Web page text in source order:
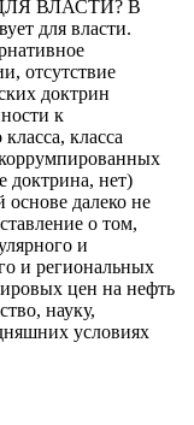
ВЛАСТИ? В
для власти.
отсутствие
доктрин
к
класса
доктрина, нет)
далеко не
о том,
и
и региональных
цен на нефть
науку,
условиях